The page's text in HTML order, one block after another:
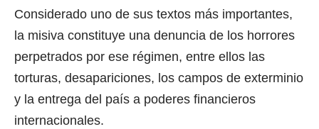
Considerado uno de sus textos más importantes,
la misiva constituye una denuncia de los horrores
perpetrados por ese régimen, entre ellos las
torturas, desapariciones, los campos de exterminio
y la entrega del país a poderes financieros
internacionales.